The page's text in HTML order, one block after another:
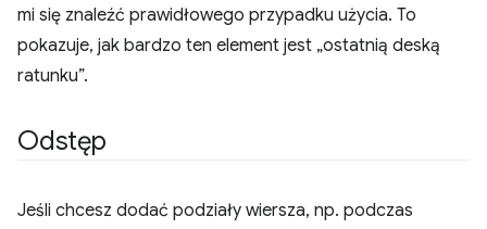
mi się znaleźć prawidłowego przypadku użycia. To
pokazuje, jak bardzo ten element jest „ostatnią deską
ratunku”.
Odstęp
Jeśli chcesz dodać podziały wiersza, np. podczas